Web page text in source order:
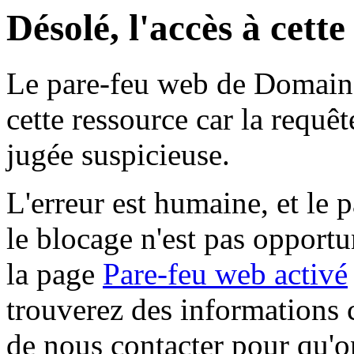
Désolé, l'accès à
Le pare-feu web de
cette ressource car la
jugée suspicieuse.
L'erreur est humaine, et le
le blocage n'est pas
la page Pare-feu web activé
trouverez des informations
de nous contacter pour